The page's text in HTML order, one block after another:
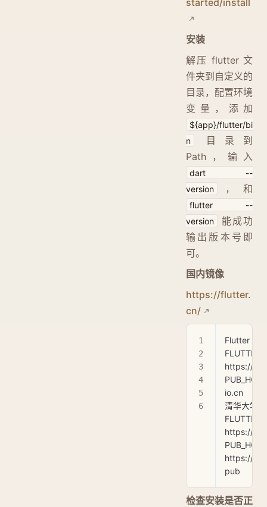
安装
解压 flutter 文
件夹到自定义的
目录，配置环境
变量，添加
${app}/flutter/bi
n
目录到
Path，输入
dart --
version
，和
flutter --
version
能成功
输出版本号即
可。
国内镜像
https://flutter.
cn/
Flutter 社
https://
io.cn
清华大学
https://
https://
pub
检查安装是否正